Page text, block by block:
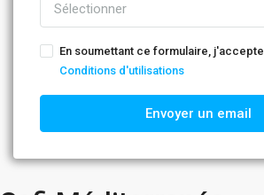
Sélectionner
En soumettant ce formulaire, j'accepte
Conditions d'utilisations
Envoyer un email